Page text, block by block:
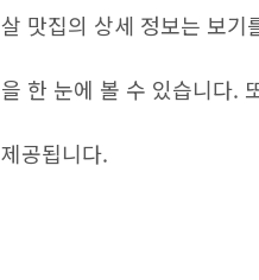
살 맛집의 상세 정보는 보기
을 한 눈에 볼 수 있습니다.
제공됩니다.